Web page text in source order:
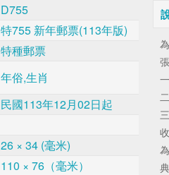
D755
特755 新年郵票(113年版)
特種郵票
年俗,生肖
民國113年12月02日起
26 × 34 (毫米)
110 × 76（毫米）